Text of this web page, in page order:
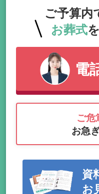
ご予算内
お葬式
電
ご危
お急
資
お